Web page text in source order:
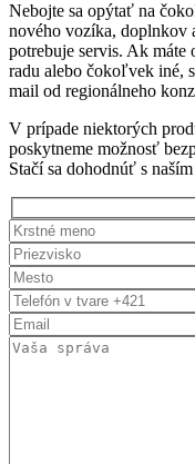
Nebojte sa opýtať na
nového vozíka, doplnkov
potrebuje servis. Ak máte
radu alebo čokoľvek iné,
mail od regionálneho
V prípade niektorých
poskytneme možnosť
Stačí sa dohodnúť s